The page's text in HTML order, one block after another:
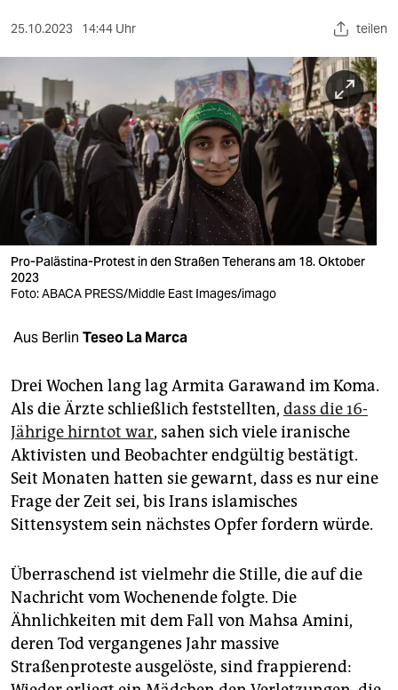
kultur
sport
berlin
nord
wahrheit
verlag
verlag
veranstaltungen
unterstützen
abo
genossenschaft
epaper login
25.10.2023 14:44 Uhr teilen
Pro-Palästina-Protest in den Straßen Teherans am 18. Oktober
2023
Foto: ABACA PRESS/Middle East Images/imago
Aus Berlin Teseo La Marca
Drei Wochen lang lag Armita Garawand im Koma.
Als die Ärzte schließlich feststellten, dass die 16-
Jährige hirntot war, sahen sich viele iranische
Aktivisten und Beobachter endgültig bestätigt.
Seit Monaten hatten sie gewarnt, dass es nur eine
Frage der Zeit sei, bis Irans islamisches
Sittensystem sein nächstes Opfer fordern würde.
Überraschend ist vielmehr die Stille, die auf die
Nachricht vom Wochenende folgte. Die
Ähnlichkeiten mit dem Fall von Mahsa Amini,
deren Tod vergangenes Jahr massive
Straßenproteste ausgelöste, sind frappierend: